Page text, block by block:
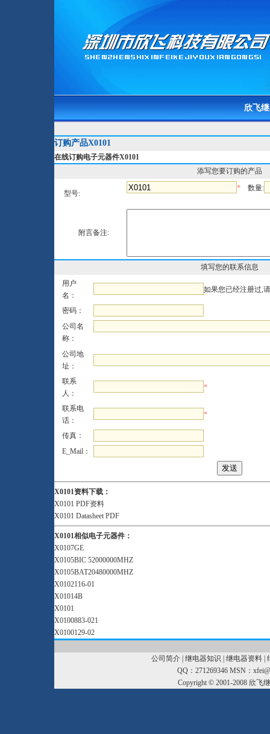
欣飞
订购产品X0101
在线订购电子元器件X0101
添写您要订购的产品
型号:
* 数量:
附言备注:
填写您的联系信息
用户
名：
如果您已经注册过,
密码：
公司名
称：
公司地
址：
联系
人：
*
联系电
话：
*
传真：
E_Mail：
X0101资料下载：
X0101 PDF资料
X0101 Datasheet PDF
X0101相似电子元器件：
X0107GE
X0105BIC 52000000MHZ
X0105BAT20480000MHZ
X0102116-01
X01014B
X0101
X0100883-021
X0100129-02
公司简介| 继电器知识 继电器资料|
QQ：271269346 MSN：
Copyright © 2001-2008 欣飞